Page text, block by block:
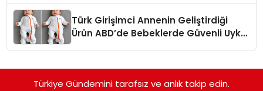
Türk Girişimci Annenin Geliştirdiği
Ürün ABD’de Bebeklerde Güvenli Uyku
Türkiye Gündemini tarafsız ve anlık takip edin.